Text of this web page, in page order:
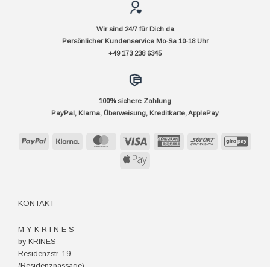
Wir sind 24/7 für Dich da
Persönlicher Kundenservice Mo-Sa 10-18 Uhr
+49 173 238 6345
100% sichere Zahlung
PayPal, Klarna, Überweisung, Kreditkarte, ApplePay
PayPal Klarna MasterCard Visa
AmericanSofort
Apple
KONTAKT
M Y K R I N E S
by KRINES
Residenzstr. 19